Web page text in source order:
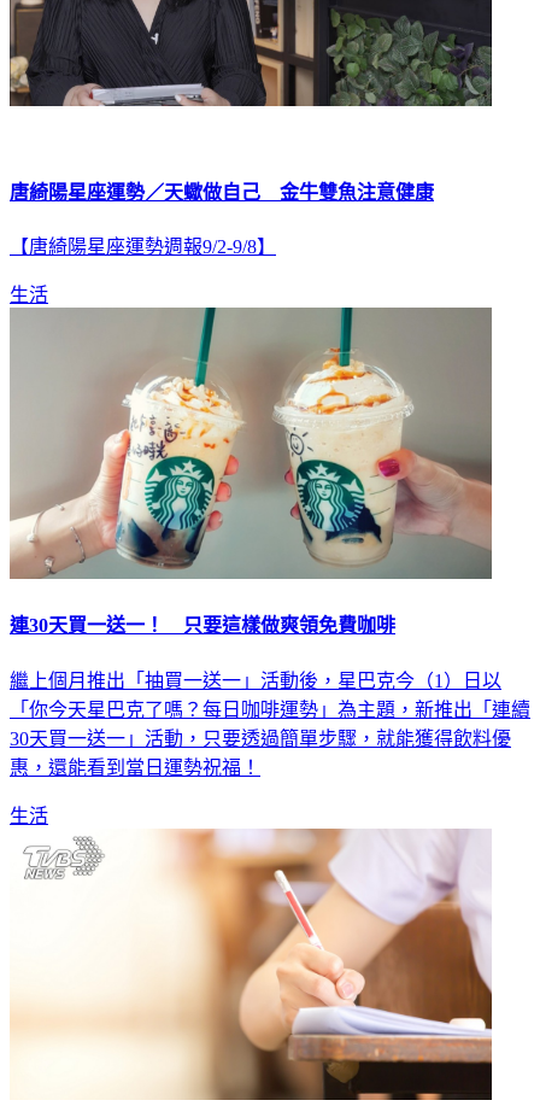
唐綺陽星座運勢／天蠍做自己 金牛雙魚注意健康
【唐綺陽星座運勢週報9/2-9/8】
生活
連30天買一送一！ 只要這樣做爽領免費咖啡
繼上個月推出「抽買一送一」活動後，星巴克今（1）日以
「你今天星巴克了嗎？每日咖啡運勢」為主題，新推出「連續
30天買一送一」活動，只要透過簡單步驟，就能獲得飲料優
惠，還能看到當日運勢祝福！
生活